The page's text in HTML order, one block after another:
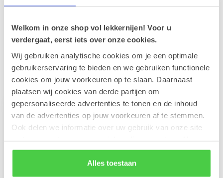
Welkom in onze shop vol lekkernijen! Voor u
verdergaat, eerst iets over onze cookies.
Wij gebruiken analytische cookies om je een optimale
gebruikerservaring te bieden en we gebruiken functionele
cookies om jouw voorkeuren op te slaan. Daarnaast
plaatsen wij cookies van derde partijen om
gepersonaliseerde advertenties te tonen en de inhoud
van de advertenties op jouw voorkeuren af te stemmen.
Ook delen we informatie over uw gebruik van onze site
rekening mee dat als je bepaalde cookies blokkeert, het
de correcte werking van de website kan verstoren.
Alles toestaan
In stock
Recently viewed